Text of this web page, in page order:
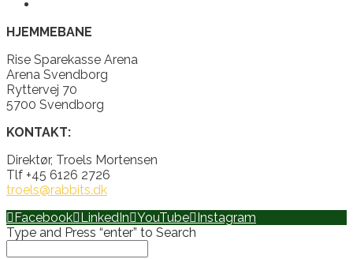
HJEMMEBANE
Rise Sparekasse Arena
Arena Svendborg
Ryttervej 70
5700 Svendborg
KONTAKT:
Direktør, Troels Mortensen
Tlf +45 6126 2726
troels@rabbits.dk
Facebook LinkedIn YouTube Instagram
Type and Press “enter” to Search